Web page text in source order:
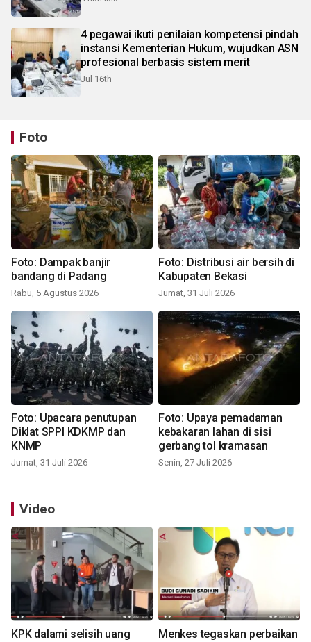
4 pegawai ikuti penilaian kompetensi pindah
instansi Kementerian Hukum, wujudkan ASN
profesional berbasis sistem merit
Jul 16th
Foto
Foto: Dampak banjir
bandang di Padang
Rabu, 5 Agustus 2026
Foto: Distribusi air bersih di
Kabupaten Bekasi
Jumat, 31 Juli 2026
Foto: Upacara penutupan
Diklat SPPI KDKMP dan
KNMP
Jumat, 31 Juli 2026
Foto: Upaya pemadaman
kebakaran lahan di sisi
gerbang tol kramasan
Senin, 27 Juli 2026
Video
KPK dalami selisih uang
Menkes tegaskan perbaikan